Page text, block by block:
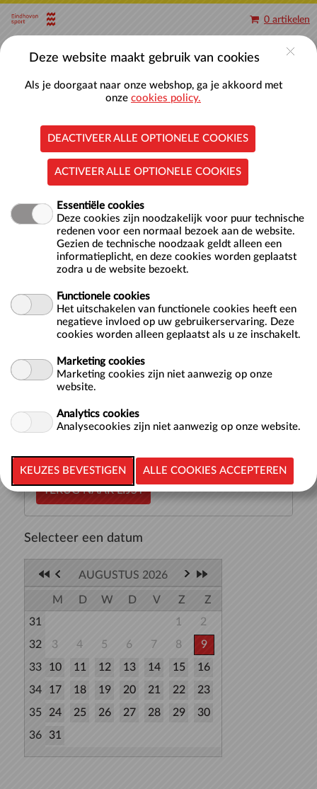
Naar hoofdinhoud
0 artikelen
Baantjes zwemmen 50-meterbaden
Locatie Nationaal Zwemcentrum De Tongelreep
5644 RX EINDHOVEN
NL
van onze 50-meterbaden: het Wedstrijdbad, Sportbad of
Trainingsbad. Bij iedere tijd waarop je kunt beginnen met
zwemmen staat aangegeven in welk bad het zwemmen
plaatsvindt. Je kunt t...
TERUG NAAR LIJST
Selecteer een datum
AUGUSTUS 2026
M D W D V Z
Z
31
1
2
32
3 4 5 6 7 8
9
33
10 11 12 13 14 15
16
34
17 18 19 20 21 22
23
35
24 25 26 27 28 29
30
36
31
Deze website maakt gebruik van cookies
Als je doorgaat naar onze webshop, ga je akkoord met
onze cookies policy.
DEACTIVEER ALLE OPTIONELE COOKIES
ACTIVEER ALLE OPTIONELE COOKIES
Essentiële cookies
Deze cookies zijn noodzakelijk voor puur technische
redenen voor een normaal bezoek aan de website.
Gezien de technische noodzaak geldt alleen een
informatieplicht, en deze cookies worden geplaatst
zodra u de website bezoekt.
Functionele cookies
Het uitschakelen van functionele cookies heeft een
negatieve invloed op uw gebruikerservaring. Deze
cookies worden alleen geplaatst als u ze inschakelt.
Marketing cookies
Marketing cookies zijn niet aanwezig op onze
website.
Analytics cookies
Analysecookies zijn niet aanwezig op onze website.